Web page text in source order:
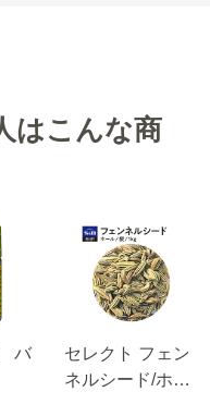
はこんな商
バ
セレクト フェン
ネルシード/ホー